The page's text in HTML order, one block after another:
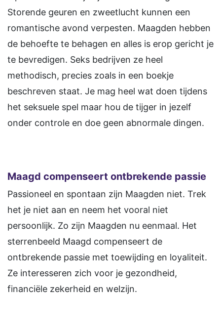
Storende geuren en zweetlucht kunnen een
romantische avond verpesten. Maagden hebben
de behoefte te behagen en alles is erop gericht je
te bevredigen. Seks bedrijven ze heel
methodisch, precies zoals in een boekje
beschreven staat. Je mag heel wat doen tijdens
het seksuele spel maar hou de tijger in jezelf
onder controle en doe geen abnormale dingen.
Maagd compenseert ontbrekende passie
Passioneel en spontaan zijn Maagden niet. Trek
het je niet aan en neem het vooral niet
persoonlijk. Zo zijn Maagden nu eenmaal. Het
sterrenbeeld Maagd compenseert de
ontbrekende passie met toewijding en loyaliteit.
Ze interesseren zich voor je gezondheid,
financiële zekerheid en welzijn.